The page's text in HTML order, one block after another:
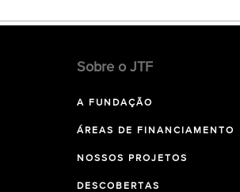
Sobre o JTF
A FUNDAÇÃO
ÁREAS DE FINANCIAMENTO
NOSSOS PROJETOS
DESCOBERTAS